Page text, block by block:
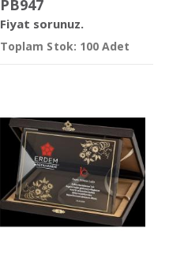
PB947
Fiyat sorunuz.
Toplam Stok: 100 Adet